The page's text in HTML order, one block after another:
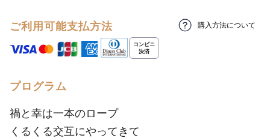
ご利用可能支払方法 購入方法について
プログラム
禍と幸は一本のロープ
くるくる交互にやってきて